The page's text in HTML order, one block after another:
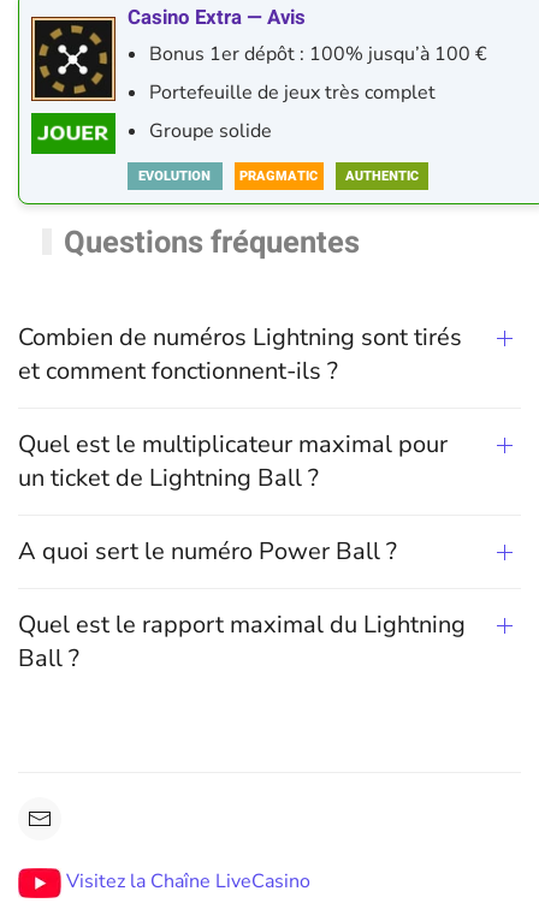
Casino Extra — Avis
Bonus 1er dépôt : 100% jusqu’à 100 €
Portefeuille de jeux très complet
Groupe solide
Questions fréquentes
Combien de numéros Lightning sont tirés
et comment fonctionnent-ils ?
Quel est le multiplicateur maximal pour
un ticket de Lightning Ball ?
A quoi sert le numéro Power Ball ?
Quel est le rapport maximal du Lightning
Ball ?
Visitez la Chaîne LiveCasino